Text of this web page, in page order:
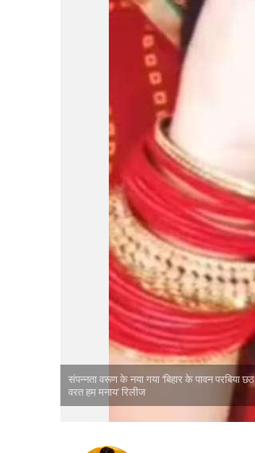
संपन्नता वरूण के नया गया ‘बिहार के पावन परबिया छठ
वरत हम मनाय’ रिलीज